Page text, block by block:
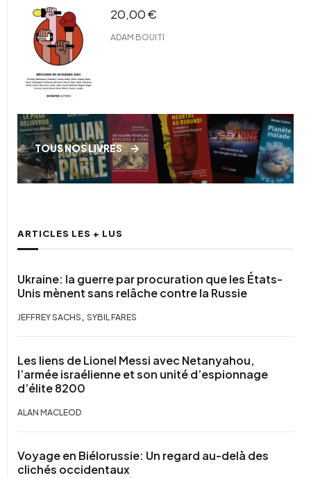
20,00€
ADAM BOUITI
TOUS NOS LIVRES
ARTICLES LES + LUS
Ukraine: la guerre par procuration que les États-
Unis mènent sans relâche contre la Russie
JEFFREY SACHS , SYBIL FARES
Les liens de Lionel Messi avec Netanyahou,
l’armée israélienne et son unité d’espionnage
d’élite 8200
ALAN MACLEOD
Voyage en Biélorussie: Un regard au-delà des
clichés occidentaux